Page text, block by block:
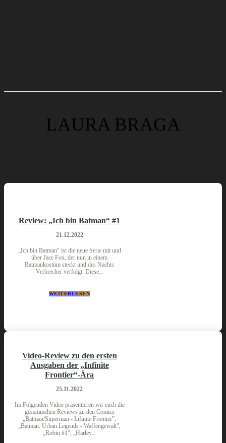
LAURA BRAGA
Review: „Ich bin Batman“ #1
21.12.2022
„Ich bin Batman“ ist die neue Serie mit und
über Jace Fox, der nun in einem
Batmankostüm steckt und des Nachts
Verbrecher verfolgt. Diese...
WEITERLESEN
Video-Review zu den ersten
Ausgaben der „Infinite
Frontier“-Ära
25.11.2022
Im Folgenden Video präsentieren wir euch die
gesammelten Reviews zu den Comics
„Batman/Superman - Infinite Frontier”,
„Batman: Urban Legends - Waffengewalt”,
„Robin #1”, „Harley...